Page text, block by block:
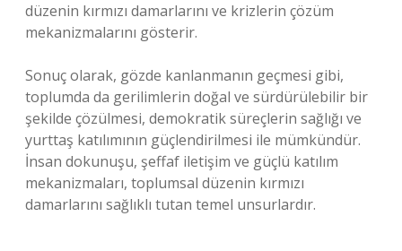
düzenin kırmızı damarlarını ve krizlerin çözüm
mekanizmalarını gösterir.
Sonuç olarak, gözde kanlanmanın geçmesi gibi,
toplumda da gerilimlerin doğal ve sürdürülebilir bir
şekilde çözülmesi, demokratik süreçlerin sağlığı ve
yurttaş katılımının güçlendirilmesi ile mümkündür.
İnsan dokunuşu, şeffaf iletişim ve güçlü katılım
mekanizmaları, toplumsal düzenin kırmızı
damarlarını sağlıklı tutan temel unsurlardır.